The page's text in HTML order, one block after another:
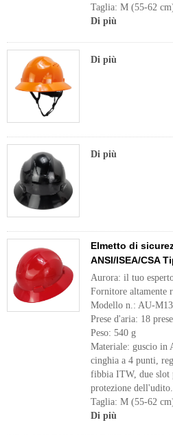
Taglia: M (55-62
Di più
Di più
Di più
Elmetto di
ANSI/ISEA/CSA
Aurora: il tuo
Fornitore altamente
Modello n.: AU-M13
Prese d'aria: 18
Peso: 540 g
Materiale: guscio in
cinghia a 4 punti,
fibbia ITW, due slot
protezione dell'udito.
Taglia: M (55-62
Di più